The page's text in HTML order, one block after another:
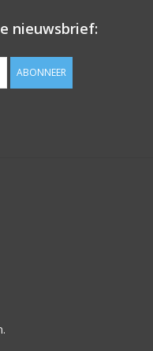
nieuwsbrief:
ABONNEER